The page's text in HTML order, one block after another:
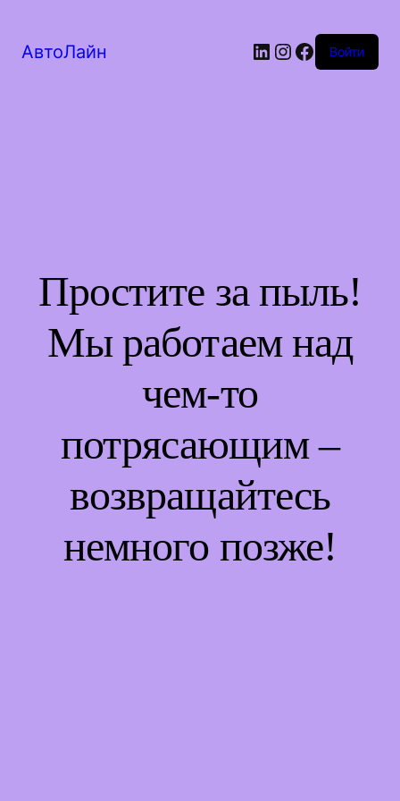
АвтоЛайн LinkedIn
Instagram
Facebook
Войти
Простите за пыль!
Мы работаем над
чем-то
потрясающим –
возвращайтесь
немного позже!